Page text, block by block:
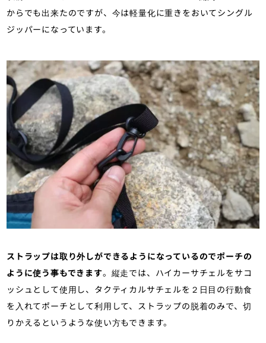
からでも出来たのですが、今は軽量化に重きをおいてシングル
ジッパーになっています。
ストラップは取り外しができるようになっているのでポーチの
ように使う事もできます。縦走では、ハイカーサチェルをサコ
ッシュとして使用し、タクティカルサチェルを２日目の行動食
を入れてポーチとして利用して、ストラップの脱着のみで、切
りかえるというような使い方もできます。